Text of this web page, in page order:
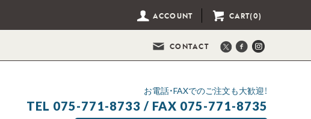
ACCOUNT CART(0)
CONTACT
お電話・FAXでのご注文も大歓迎！
TEL 075-771-8733 / FAX 075-771-8735